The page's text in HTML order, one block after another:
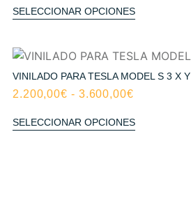
SELECCIONAR OPCIONES
VINILADO PARA TESLA MODEL S 3 X Y
2.200,00€ - 3.600,00€
SELECCIONAR OPCIONES